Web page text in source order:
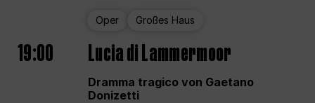
Oper Großes Haus
19:00 Lucia di Lammermoor
Dramma tragico von Gaetano
Donizetti